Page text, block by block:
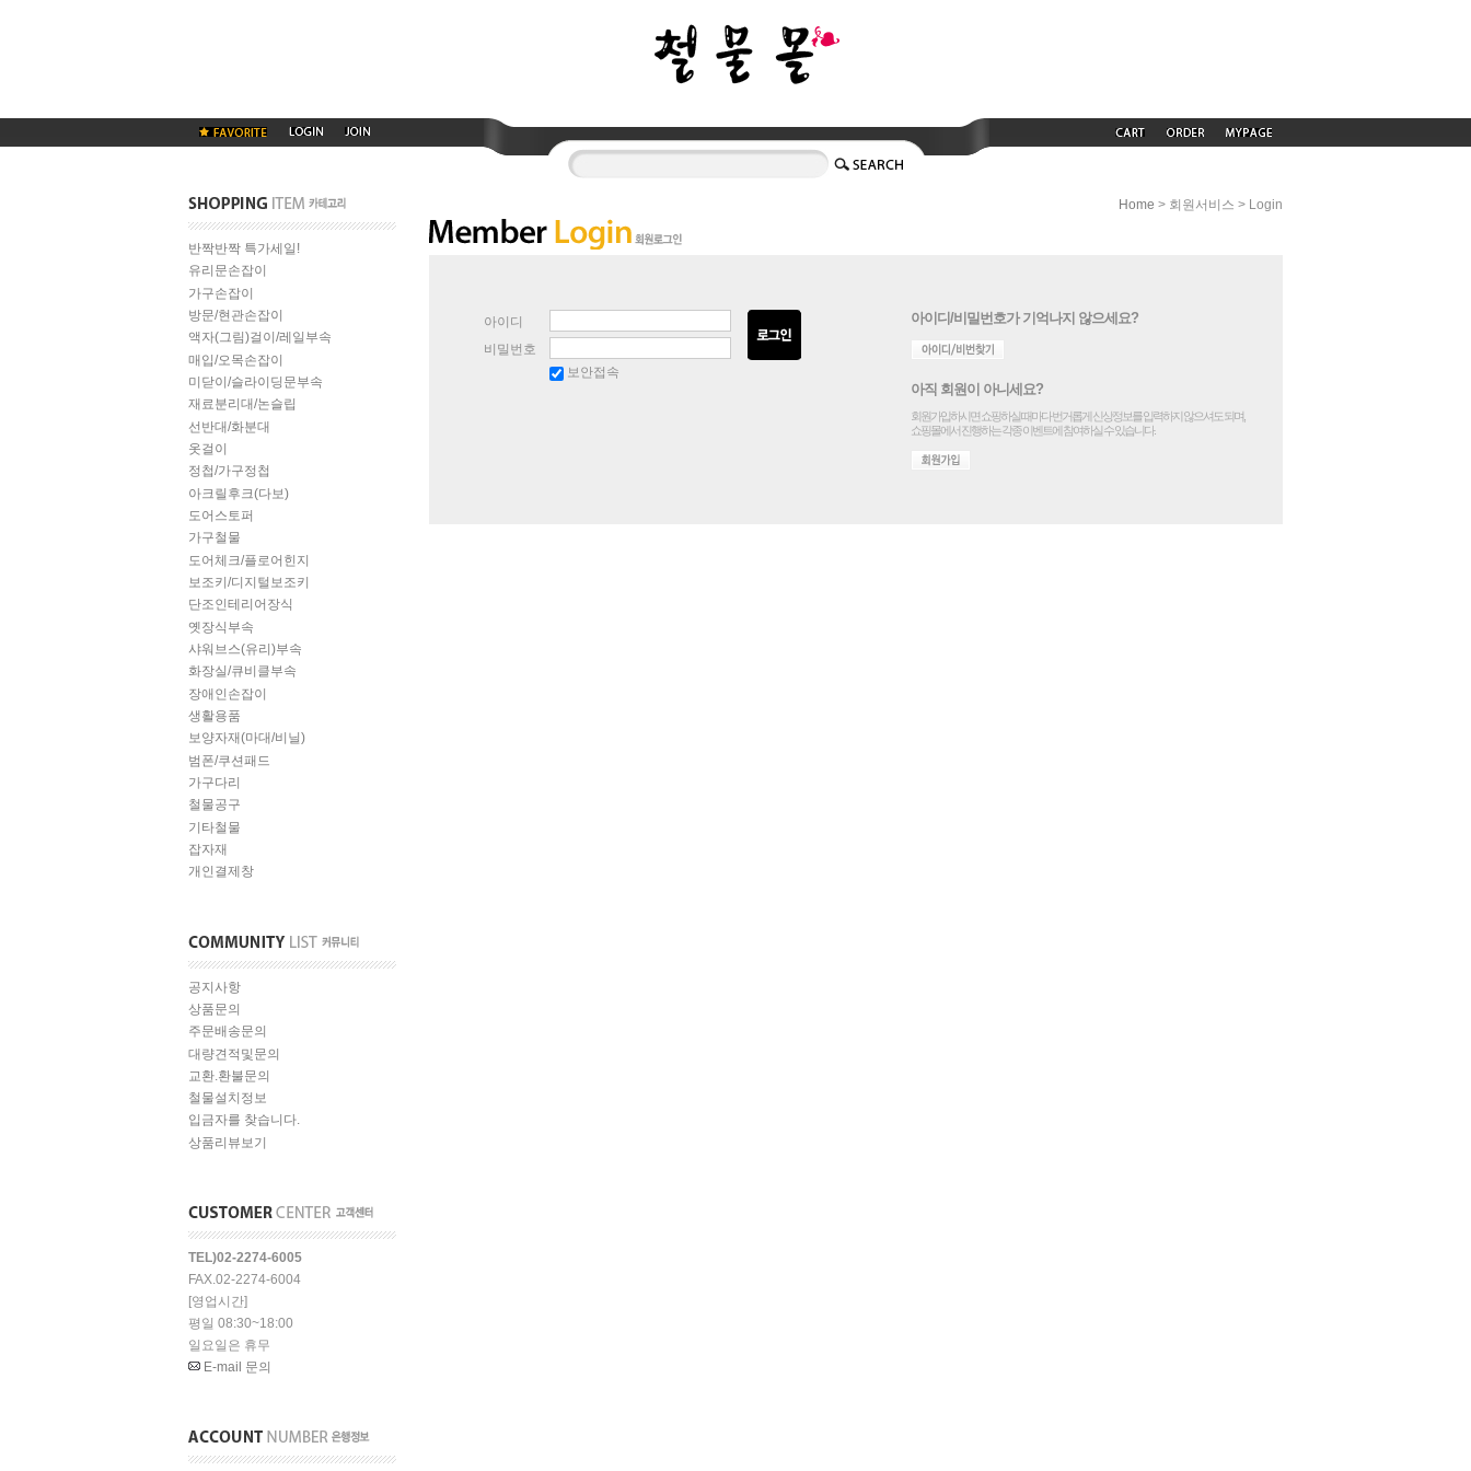
반짝반짝 특가세일!
유리문손잡이
가구손잡이
방문/현관손잡이
액자(그림)걸이/레일부속
매입/오목손잡이
미닫이/슬라이딩문부속
재료분리대/논슬립
선반대/화분대
옷걸이
정첩/가구정첩
아크릴후크(다보)
도어스토퍼
가구철물
도어체크/플로어힌지
보조키/디지털보조키
단조인테리어장식
옛장식부속
샤워브스(유리)부속
화장실/큐비클부속
장애인손잡이
생활용품
보양자재(마대/비닐)
범폰/쿠션패드
가구다리
철물공구
기타철물
잡자재
개인결제창
공지사항
상품문의
주문배송문의
대량견적및문의
교환.환불문의
철물설치정보
입금자를 찾습니다.
상품리뷰보기
TEL)02-2274-6005
FAX.02-2274-6004
[영업시간]
평일 08:30~18:00
일요일은 휴무
E-mail 문의
Home > 회원서비스 > Login
아이디
비밀번호
보안접속
아이디/비밀번호가 기억나지 않으세요?
아직 회원이 아니세요?
회원가입하시면 쇼핑하실 때마다 번거롭게 신상정보를 입력하지 않으셔도 되며,
쇼핑몰에서 진행하는 각종 이벤트에 참여하실 수 있습니다.